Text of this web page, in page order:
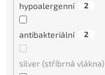
hypoalergenní 2
antibakteriální 2
silver (stříbrná vlákna)